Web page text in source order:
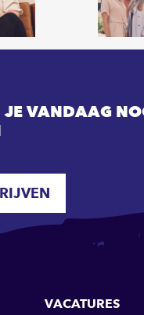
JE VANDAAG
VACATURES